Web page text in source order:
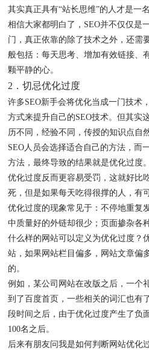
其实真正具有“站长思维”的人才是一
相信大家都明白了，SEO并不仅仅是
门，真正依靠的除了技术之外，还需
般包括：每天思考、增加有效链接、
颗平静的心。
2．切忌优化过度
许多SEO新手会将优化当成一门技术
方式来提升自己的SEO技术。但其实
历不同，经验不同，传授的知识点自
SEO人员会选择适合自己的方法，而
方法，最终导致的结果就是优化过度。
优化过度反而更容易受罚，这就好比
死，但是如果每天吃得很撑的人，有
优化过度的现象常见于：不停地重复
中质量好的外链却很少；页面掺杂各
什么样的网站可以定义为优化过度？
站，如果网站栏目偏多，网站文章偏
的。
例如，某公司网站在改版之后，一个
到了百度首页，一些相关的词汇也有
段时间之后，由于优化过度产生了负
100名之后。
后来有朋友问我是如何判断网站优化